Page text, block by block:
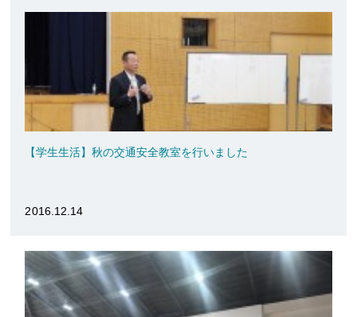
【学生生活】秋の交通安全教室を行いました
2016.12.14